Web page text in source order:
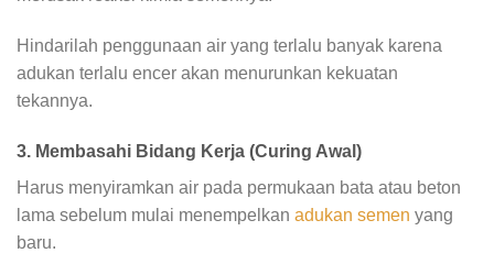
Hindarilah penggunaan air yang terlalu banyak karena
adukan terlalu encer akan menurunkan kekuatan
tekannya.
3. Membasahi Bidang Kerja (Curing Awal)
Harus menyiramkan air pada permukaan bata atau beton
lama sebelum mulai menempelkan adukan semen yang
baru.